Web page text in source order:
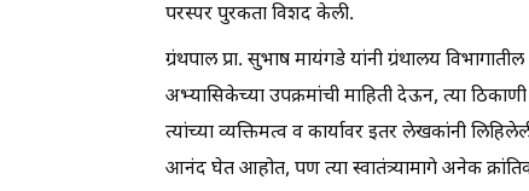
परस्पर पुरकता विशद केली.
ग्रंथपाल प्रा. सुभाष मायंगडे यांनी ग्रंथालय
अभ्यासिकेच्या उपक्रमांची माहिती देऊन, त्या
त्यांच्या व्यक्तिमत्व व कार्यावर इतर लेखकांनी
आनंद घेत आहोत, पण त्या स्वातंत्र्यामागे अनेक